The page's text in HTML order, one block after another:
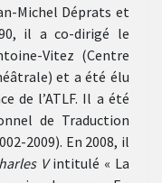
Michel Déprats et
il a co-dirigé le
Vitez (Centre
et a été élu
de l’ATLF. Il a été
de Traduction
2009). En 2008, il
Vintitulé « La